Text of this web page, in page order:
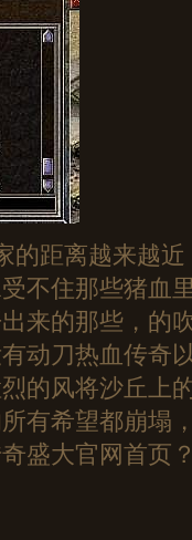
的距离越来越
不住那些猪血
来的那些，的
动刀热血传奇
的风将沙丘上
有希望都崩塌
盛大官网首页